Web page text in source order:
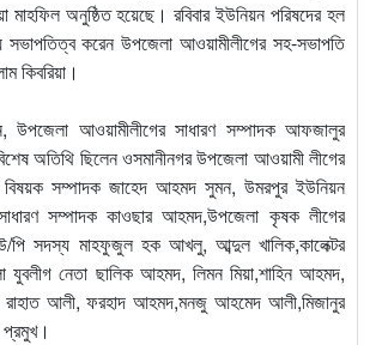
অনুষ্ঠিত হয়েছে। রবিবার ইউনিয়ন পরিষদের হল
করেন উপজেলা আওয়ামীলীগের সহ-সভাপতি
কিবরিয়া।
উপজেলা আওয়ামীলীগের সাধারণ সম্পাদক আফজালুর
অতিথি ছিলেন ওসমানীনগর উপজেলা আওয়ামী লীগের
বিষয়ক সম্পাদক জাহেদ আহমদ সুমন, উমরপুর ইউনিয়ন
সম্পাদক কাওছার আহমদ,উপজেলা কৃষক লীগের
পি সদস্য মাহফুজুল হক আখলু, আব্দুল খালিক,কালেক্টর
নেতা ছালিক আহমদ, লিমন মিয়া,শাহিন আহমদ,
রাহাত আলী, ফরহাদ আহমদ,মনজু আহমেদ আলী,মিজানুর